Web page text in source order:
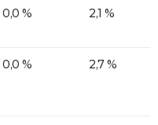
0,0 % 2,1 %
0,0 % 2,7 %